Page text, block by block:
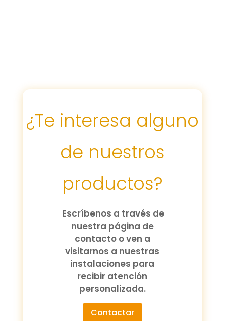
¿Te interesa alguno
de nuestros
productos?
Escríbenos a través de
nuestra página de
contacto o ven a
visitarnos a nuestras
instalaciones para
recibir atención
personalizada.
Contactar